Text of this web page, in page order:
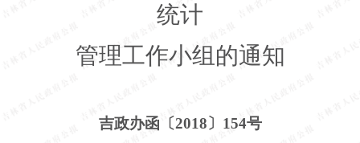
统计
管理工作小组的通知
吉政办函〔2018〕154号